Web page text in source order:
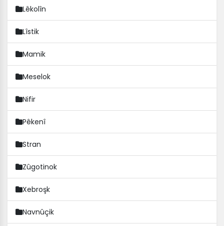
Lêkolîn
Lîstik
Mamik
Meselok
Nifir
Pêkenî
Stran
Zûgotinok
Xebroşk
Navnûçik